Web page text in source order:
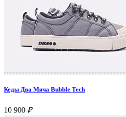
Кеды Два Мяча Bubble Tech
10 900 ₽